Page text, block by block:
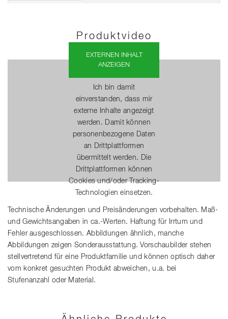
Produktvideo
EXTERNEN INHALT
ANZEIGEN
Ich bin damit
einverstanden, dass mir
externe Inhalte angezeigt
werden. Damit können
personenbezogene Daten
an Drittplattformen
übermittelt werden. Die
Drittplattformen können
Cookies und/oder Tracking-
Technologien einsetzen.
Technische Änderungen und Preisänderungen vorbehalten. Maß-
und Gewichtsangaben in ca.-Werten. Haftung für Irrtum und
Fehler ausgeschlossen. Abbildungen ähnlich, manche
Abbildungen zeigen Sonderausstattung. Vorschaubilder stehen
stellvertretend für eine Produktfamilie und können optisch daher
vom konkret gesuchten Produkt abweichen, u.a. bei
Stufenanzahl oder Material.